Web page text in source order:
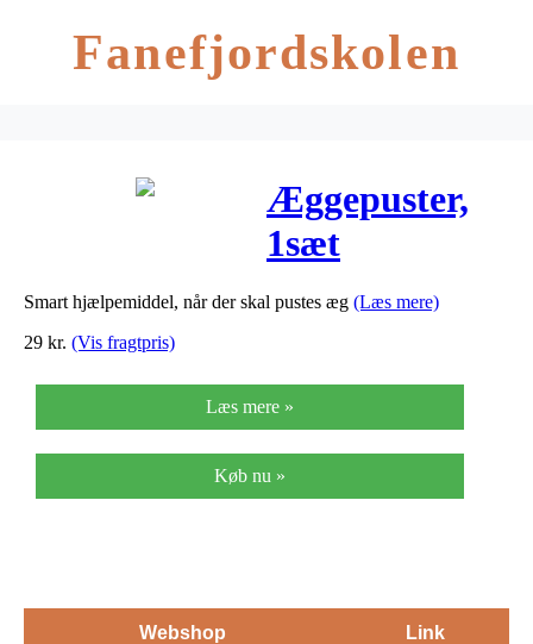
Fanefjordskolen
Æggepuster,
1sæt
Smart hjælpemiddel, når der skal pustes æg (Læs mere)
29 kr. (Vis fragtpris)
Læs mere »
Køb nu »
Webshop Link